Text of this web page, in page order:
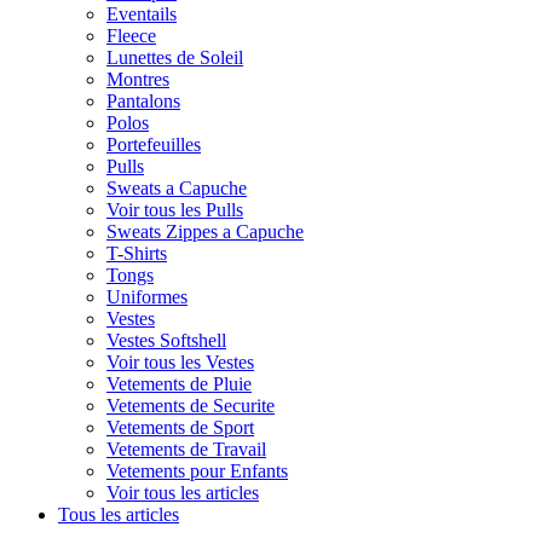
Eventails
Fleece
Lunettes de Soleil
Montres
Pantalons
Polos
Portefeuilles
Pulls
Sweats a Capuche
Voir tous les Pulls
Sweats Zippes a Capuche
T-Shirts
Tongs
Uniformes
Vestes
Vestes Softshell
Voir tous les Vestes
Vetements de Pluie
Vetements de Securite
Vetements de Sport
Vetements de Travail
Vetements pour Enfants
Voir tous les articles
Tous les articles